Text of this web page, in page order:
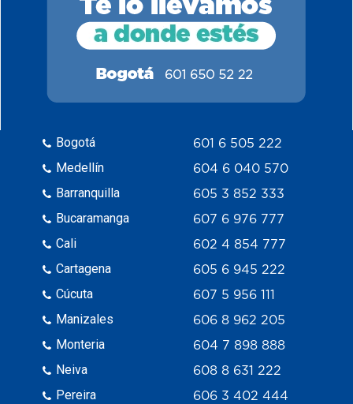
Bogotá
Medellín
Barranquilla
Bucaramanga
Cali
Cartagena
Cúcuta
Manizales
Monteria
Neiva
Pereira
601 6 505 222
604 6 040 570
605 3 852 333
607 6 976 777
602 4 854 777
605 6 945 222
607 5 956 111
606 8 962 205
604 7 898 888
608 8 631 222
606 3 402 444